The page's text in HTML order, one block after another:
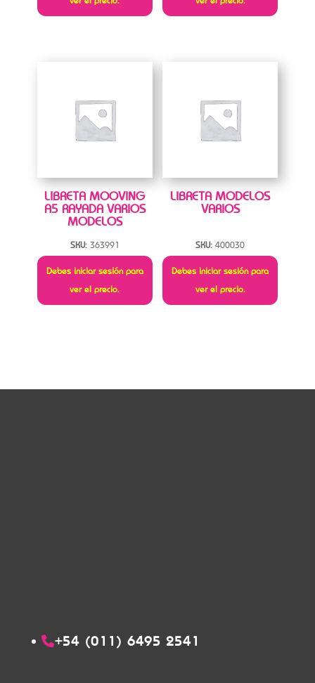
LIBRETA MOOVING
A5 RAYADA VARIOS
MODELOS
SKU: 363991
Debes iniciar sesión para
ver el precio.
LIBRETA MODELOS
VARIOS
SKU: 400030
Debes iniciar sesión para
ver el precio.
+54 (011) 6495 2541